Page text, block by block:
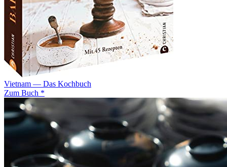
Vietnam — Das Kochbuch
Zum Buch *